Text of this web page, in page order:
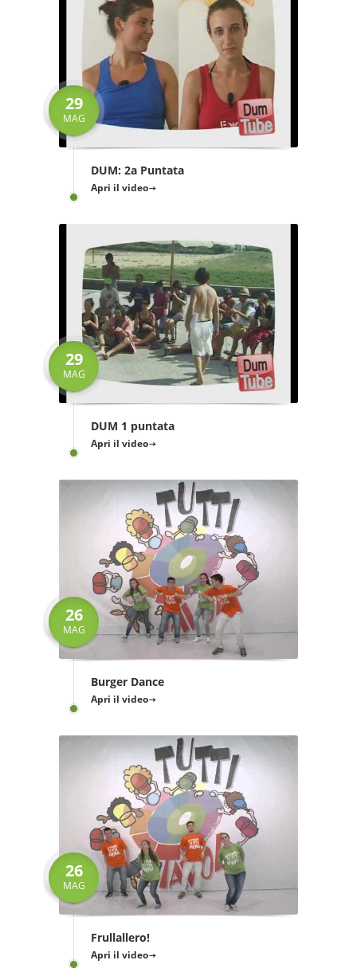
29
MAG
DUM: 2a Puntata
Apri il video
29
MAG
DUM 1 puntata
Apri il video
26
MAG
Burger Dance
Apri il video
26
MAG
Frullallero!
Apri il video